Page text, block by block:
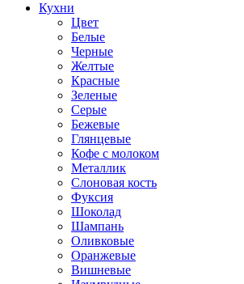
Кухни
Цвет
Белые
Черные
Желтые
Красные
Зеленые
Серые
Бежевые
Глянцевые
Кофе с молоком
Металлик
Слоновая кость
Фуксия
Шоколад
Шампань
Оливковые
Оранжевые
Вишневые